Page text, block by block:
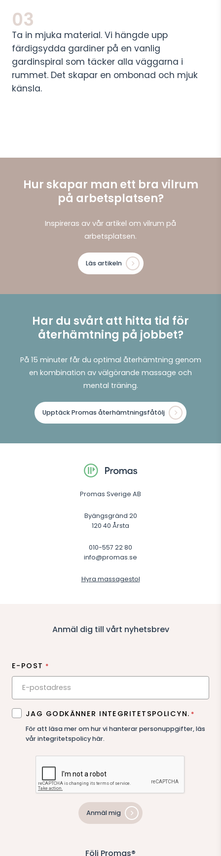
03
Ta in mjuka material. Vi hängde upp
färdigsydda gardiner på en vanlig
gardinspiral som täcker alla väggarna i
rummet. Det skapar en ombonad och mjuk
känsla.
Hur skapar man ett bra vilrum
på arbetsplatsen?
Inspireras av vår artikel om vilrum på
arbetsplatsen.
Läs artikeln
Har du svårt att hitta tid för
återhämtning på jobbet?
På 15 minuter får du optimal återhämtning genom
en kombination av välgörande massage och
mental träning.
Upptäck Promas återhämtningsfåtölj
Promas Sverige AB
Byängsgränd 20
120 40 Årsta
010-557 22 80
info@promas.se
Hyra massagestol
Anmäl dig till vårt nyhetsbrev
E-POST *
Anmäl mig
SAMTYCKE *
JAG GODKÄNNER INTEGRITETSPOLICYN. *
För att läsa mer om hur vi hanterar personuppgifter,läs
vår integritetspolicy här.
Följ Promas®